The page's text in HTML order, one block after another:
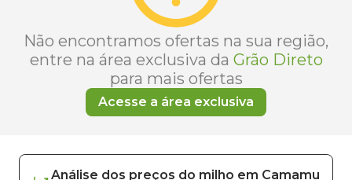
Não encontramos ofertas na sua região,
entre na área exclusiva da Grão Direto
para mais ofertas
Acesse a área exclusiva
Análise dos preços do milho em Camamu